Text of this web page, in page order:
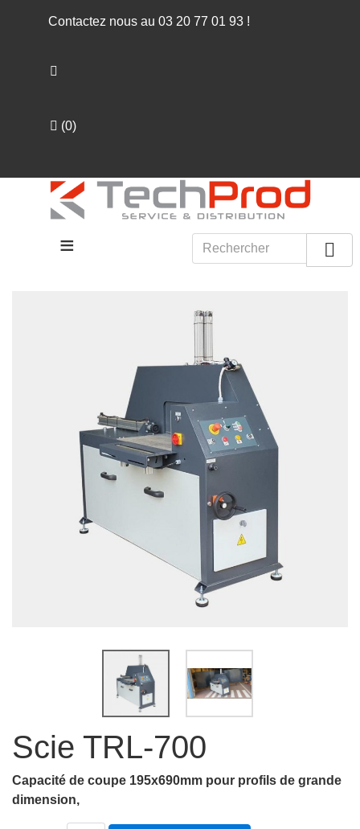
Contactez nous au 03 20 77 01 93 !
(0)
≡ 
Scie TRL-700
Capacité de coupe 195x690mm pour profils de grande
dimension,